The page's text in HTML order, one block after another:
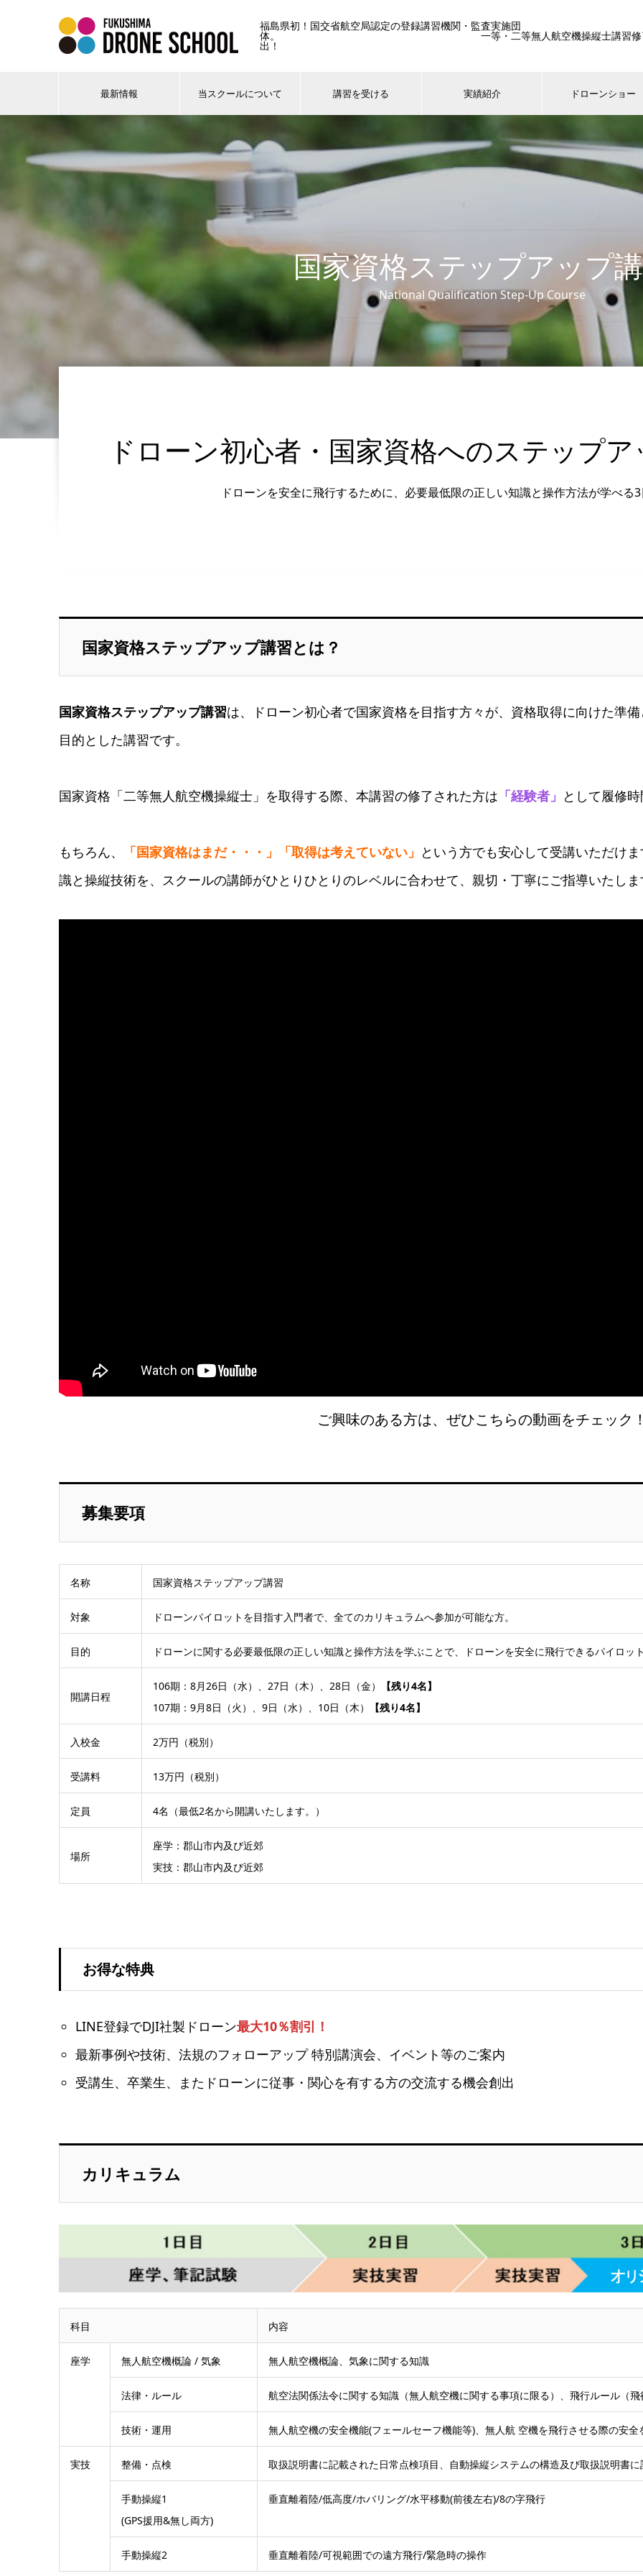
福島県初！国交省航空局認定の登録講習機関・監査実施団
体。 一等・二等無人航空機操縦士講習修了生
出！
最新情報 当スクールについて 講習を受ける 実績紹介 ドローンショー
国家資格ステップアップ
National Qualification Step-Up Course
ドローン初心者・国家資格へのステップ
ドローンを安全に飛行するために、必要最低限の正しい知識と操作方法が学べる
国家資格ステップアップ講習とは？
国家資格ステップアップ講習は、
ドローン初心者で国家資格を目指す方々が、資格取得に向けた準
目的とした講習です。
国家資格「二等無人航空機操縦士」を取得する際、本講習の修了された方は 「経験者」 として履修
もちろん、 「国家資格はまだ・・・」「取得は考えていない」 という方でも安心して受講いただけ
識と操縦技術を、スクールの講師がひとりひとりのレベルに合わせて、親切・丁寧にご指導いたし
ご興味のある方は、ぜひこちらの動画をチェック
募集要項
名称 国家資格ステップアップ講習
対象 ドローンパイロットを目指す入門者で、全てのカリキュラムへ参加が可能な方。
目的 ドローンに関する必要最低限の正しい知識と操作方法を学ぶことで、ドローンを安全に飛行できるパイロッ
開講日程
106期：8月26日（水）、27日（木）、28日（金）
【残り4名】
107期：9月8日（火）、9日（水）、10日（木）
【残り4名】
入校金 2万円（税別）
受講料 13万円（税別）
定員 4名（最低2名から開講いたします。）
場所
座学：郡山市内及び近郊
実技：郡山市内及び近郊
お得な特典
LINE登録でDJI社製ドローン最大10％割引！
最新事例や技術、法規のフォローアップ 特別講演会、イベント等のご案内
受講生、卒業生、またドローンに従事・関心を有する方の交流する機会創出
カリキュラム
科目 内容
座学 無人航空機概論 / 気象 無人航空機概論、気象に関する知識
法律・ルール 航空法関係法令に関する知識（無人航空機に関する事項に限る）、飛行ルール（
技術・運用 無人航空機の安全機能(フェールセーフ機能等)、無人航 空機を飛行させる際の安
実技 整備・点検 取扱説明書に記載された日常点検項目、自動操縦システムの構造及び取扱説明書
手動操縦1
(GPS援用&無し両方)
垂直離着陸/低高度/ホバリング/水平移動(前後左右)/8の字飛行
手動操縦2 垂直離着陸/可視範囲での遠方飛行/緊急時の操作